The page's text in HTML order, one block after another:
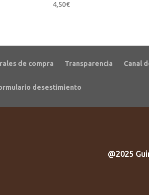
4,50€
de compra Transparencia Canal
desestimiento
@2025